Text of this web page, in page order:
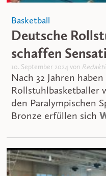
Basketball
Deutsche
schaffen
10. September 2024 von
Nach 32 Jahren
Rollstuhlbasketballer
den Paralympischen
Bronze erfüllen sich